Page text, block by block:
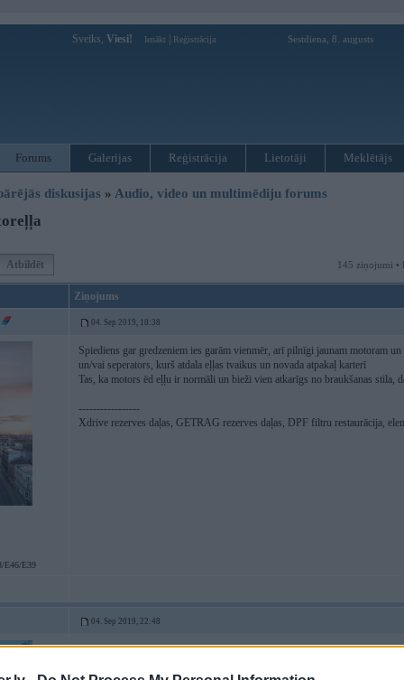
Sveiks, Viesi! Ienākt Reģistrācija Sestdiena, 8. augusts
Forums Galerijas Reģistrācija Lietotāji Meklētājs
diskusijas » Audio, video un multimēdiju forums
Atbildēt 145 ziņojumi •
Ziņojums
04. Sep 2019, 18:38
E46/E39
Spiediens gar gredzeniem ies garām vienmēr, arī pilnīgi jaunam motoram
un/vai seperators, kurš atdala eļļas tvaikus un novada atpakaļ karterī
Tas, ka motors ēd eļļu ir normāli un bieži vien atkarīgs no braukšanas stila,
-----------------
Xdrive rezerves daļas, GETRAG rezerves daļas, DPF filtru restaurācija,
04. Sep 2019, 22:48
nu tiesi to jau arii es biju domajis. nekadas magjijas tur nav. Tas pats